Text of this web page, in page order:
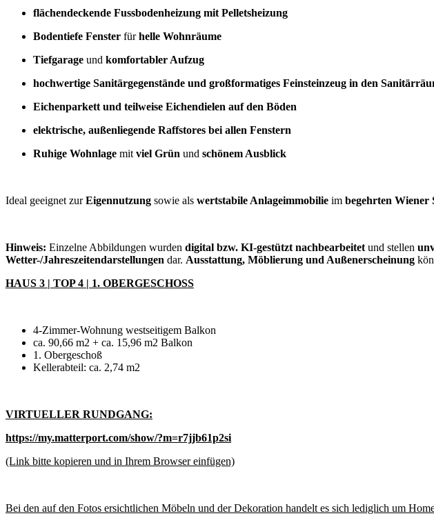
flächendeckende Fussbodenheizung mit Pelletsheizung
Bodentiefe Fenster fürhelle Wohnräume
Tiefgarage und komfortabler Aufzug
hochwertige Sanitärgegenstände und großformatiges Feinsteinzeug in den
Eichenparkett und teilweise Eichendielen auf den Böden
elektrische, außenliegende Raffstores bei allen Fenstern
Ruhige Wohnlage mit viel Grün und schönem Ausblick
Ideal geeignet zurEigennutzung sowie als wertstabile Anlageimmobilie im begehrten Wiener
Hinweis: Einzelne Abbildungen wurden digital bzw. KI-gestützt nachbearbeitet und stellen
Wetter-/Jahreszeitendarstellungen dar. Ausstattung, Möblierung und Außenerscheinung
HAUS 3 | TOP 4 | 1. OBERGESCHOSS
4-Zimmer-Wohnung westseitigem Balkon
ca. 90,66 m2 + ca. 15,96 m2 Balkon
1. Obergeschoß
Kellerabteil: ca. 2,74 m2
VIRTUELLER RUNDGANG:
https://my.matterport.com/show/?m=r7jjb61p2si
(Link bitte kopieren und in Ihrem Browser einfügen)
Bei den auf den Fotos ersichtlichen Möbeln und der Dekoration handelt es sich lediglich um